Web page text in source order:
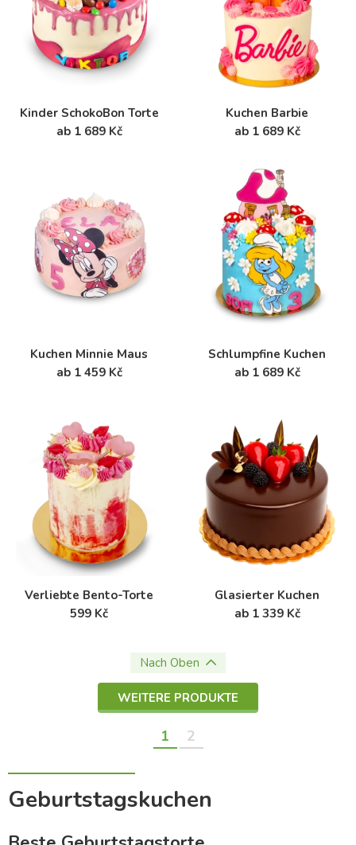
Kinder SchokoBon Torte
ab 1 689 Kč
Kuchen Barbie
ab 1 689 Kč
Kuchen Minnie Maus
ab 1 459 Kč
Schlumpfine Kuchen
ab 1 689 Kč
Verliebte Bento-Torte
599 Kč
Glasierter Kuchen
ab 1 339 Kč
Nach Oben
WEITERE PRODUKTE
1 2
Geburtstagskuchen